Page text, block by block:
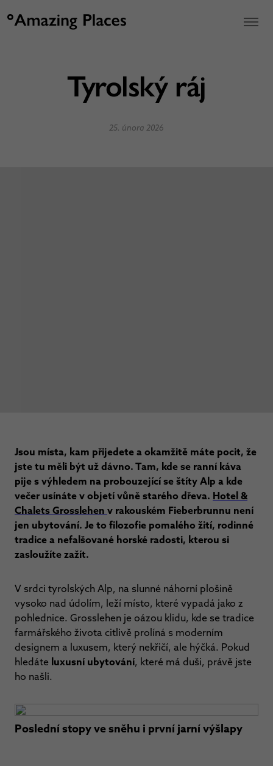
Tyrolský ráj
25. února 2026
Jsou místa, kam přijedete a okamžitě máte pocit, že
jste tu měli být už dávno. Tam, kde se ranní káva
pije s výhledem na probouzející se štíty Alp a kde
večer usínáte v objetí vůně starého dřeva. Hotel &
Chalets Grosslehen v rakouském Fieberbrunnu není
jen ubytování. Je to filozofie pomalého žití, rodinné
tradice a nefalšované horské radosti, kterou si
zasloužíte zažít.
V srdci tyrolských Alp, na slunné náhorní plošině
vysoko nad údolím, leží místo, které vypadá jako z
pohlednice. Grosslehen je oázou klidu, kde se tradice
farmářského života citlivě prolíná s moderním
designem a luxusem, který nekřičí, ale hýčká. Pokud
hledáte luxusní ubytování, které má duši, právě jste
ho našli.
Poslední stopy ve sněhu i první jarní výšlapy